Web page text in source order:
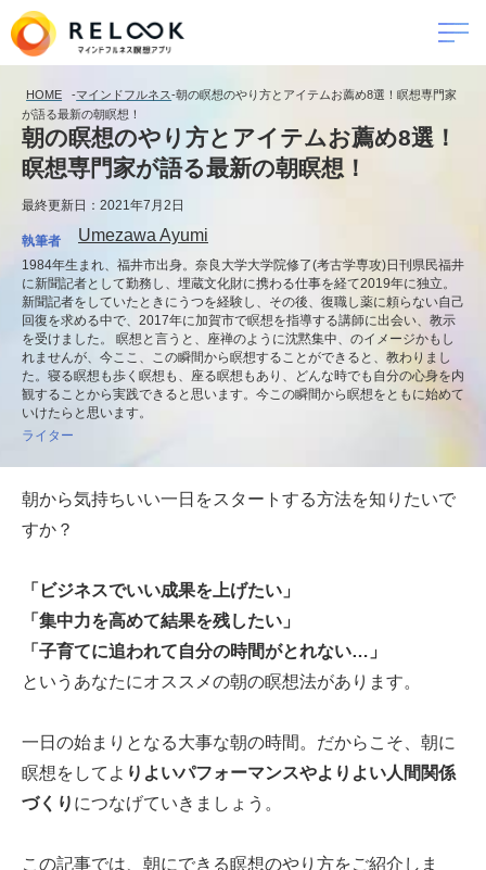
HOME -マインドフルネス-朝の瞑想のやり方とアイテムお薦め8選！瞑想専門家
が語る最新の朝瞑想！
朝の瞑想のやり方とアイテムお薦め8選！
瞑想専門家が語る最新の朝瞑想！
最終更新日：2021年7月2日
執筆者 Umezawa Ayumi
1984年生まれ、福井市出身。奈良大学大学院修了(考古学専攻)日刊県民福井
に新聞記者として勤務し、埋蔵文化財に携わる仕事を経て2019年に独立。
新聞記者をしていたときにうつを経験し、その後、復職し薬に頼らない自己
回復を求める中で、2017年に加賀市で瞑想を指導する講師に出会い、教示
を受けました。 瞑想と言うと、座禅のように沈黙集中、のイメージかもし
れませんが、今ここ、この瞬間から瞑想することができると、教わりまし
た。寝る瞑想も歩く瞑想も、座る瞑想もあり、どんな時でも自分の心身を内
観することから実践できると思います。今この瞬間から瞑想をともに始めて
いけたらと思います。
ライター
朝から気持ちいい一日をスタートする方法を知りたいで
すか？
「ビジネスでいい成果を上げたい」
「集中力を高めて結果を残したい」
「子育てに追われて自分の時間がとれない…」
というあなたにオススメの朝の瞑想法があります。
一日の始まりとなる大事な朝の時間。だからこそ、朝に
瞑想をしてよ りよいパフォーマンスやよりよい人間関係
づくり につなげていきましょう。
この記事では、朝にできる瞑想のやり方をご紹介しま